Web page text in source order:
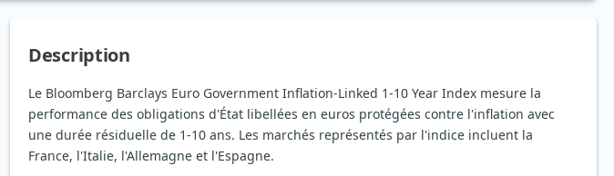
Description
Le Bloomberg Barclays Euro Government Inflation-Linked 1-10 Year Index mesure la
performance des obligations d'État libellées en euros protégées contre l'inflation avec
une durée résiduelle de 1-10 ans. Les marchés représentés par l'indice incluent la
France, l'Italie, l'Allemagne et l'Espagne.